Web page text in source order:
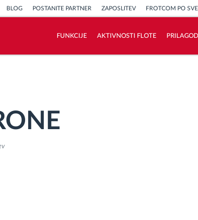
BLOG POSTANITE PARTNER ZAPOSLITEV FROTCOM PO
FUNKCIJE AKTIVNOSTI FLOTE